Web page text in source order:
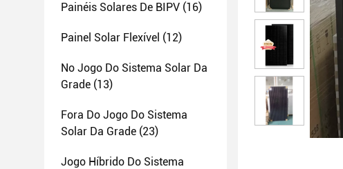
Painéis Solares De BIPV (16)
Painel Solar Flexível (12)
No Jogo Do Sistema Solar Da
Grade (13)
Fora Do Jogo Do Sistema
Solar Da Grade (23)
Jogo Híbrido Do Sistema